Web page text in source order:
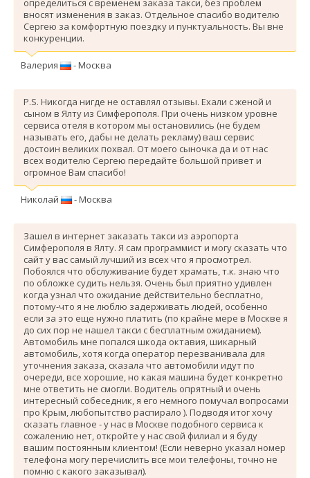
вносят изменения в заказ. Отдельное спасибо водителю
Сергею за комфортную поездку и пунктуальность. Вы вне
конкуренции.
Валерия - Москва
P.S. Никогда нигде не оставлял отзывы. Ехали с женой и
сыном в Ялту из Симферополя. При очень низком уровне
сервиса отеля в котором мы остановились (не будем
называть его, дабы не делать рекламу) ваш сервис
достоин великих похвал. От моего сыночка да и от нас
всех водителю Сергею передайте большой привет и
огромное Вам спасибо!
Николай - Москва
Зашел в интернет заказать такси из аэропорта
Симферополя в Ялту. Я сам программист и могу сказать что
сайт у вас самый лучший из всех что я просмотрел.
Побоялся что обслуживание будет храмать, т.к. знаю что
по обложке судить нельзя. Очень был приятно удивлен
когда узнал что ожидание действительно бесплатно,
потому-что я не люблю задерживать людей, особенно
если за это еще нужно платить (по крайне мере в Москве я
до сих пор не нашел такси с бесплатным ожиданием).
Автомобиль мне попался шкода октавия, шикарный
автомобиль, хотя когда оператор перезванивала для
уточнения заказа, сказала что автомобили идут по
очереди, все хорошие, но какая машина будет конкретно
мне ответить не смогли. Водитель опрятный и очень
интересный собеседник, я его немного помучал вопросами
про Крым, любопытство распирало ). Подводя итог хочу
сказать главное - у нас в Москве подобного сервиса к
сожалению нет, откройте у нас свой филиал и я буду
вашим постоянным клиентом! (Если неверно указал номер
телефона могу перечислить все мои телефоны, точно не
помню с какого заказывал).